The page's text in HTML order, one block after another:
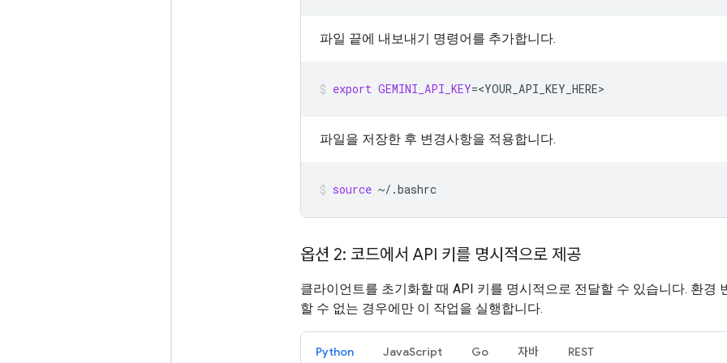
파일 끝에 내보내기 명령어를 추가합니다.
export GEMINI_API_KEY=<YOUR_API_KEY_HERE>
파일을 저장한 후 변경사항을 적용합니다.
source ~/.bashrc
옵션 2: 코드에서 API 키를 명시적으로 제공
클라이언트를 초기화할 때 API 키를 명시적으로 전달할 수 있습니다. 환경
할 수 없는 경우에만 이 작업을 실행합니다.
Python JavaScript Go 자바 REST